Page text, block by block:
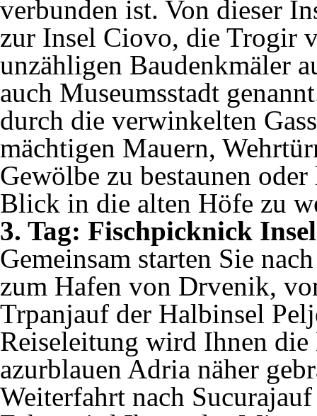
verbunden ist. Von dieser
zur Insel Ciovo, die Trogir
unzähligen Baudenkmäler
auch Museumsstadt
durch die verwinkelten
mächtigen Mauern,
Gewölbe zu bestaunen
Blick in die alten Höfe zu
3. Tag: Fischpicknick
Gemeinsam starten Sie
zum Hafen von Drvenik,
Trpanjauf der Halbinsel
Reiseleitung wird Ihnen
azurblauen Adria näher
Weiterfahrt nach